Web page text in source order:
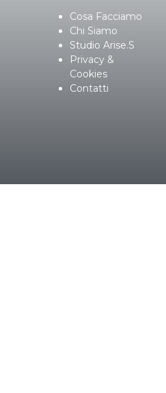
Cosa Facciamo
Chi Siamo
Studio Arise.S
Privacy &
Cookies
Contatti